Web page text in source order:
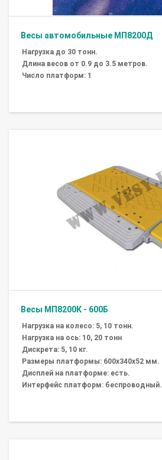
Весы автомобильные МП8200Д
Нагрузка до 30 тонн.
Длина весов от 0.9 до 3.5 метров.
Число платформ: 1
Весы МП8200К - 600Б
Нагрузка на колесо: 5, 10 тонн.
Нагрузка на ось: 10, 20 тонн
Дискрета: 5, 10 кг.
Размеры платформы: 600х340х52 мм.
Дисплей на платформе: есть.
Интерфейс платформ: беспроводный.